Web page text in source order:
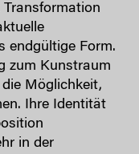
endgültige Form.
zum Kunstraum
Möglichkeit,
Ihre Identität
in der